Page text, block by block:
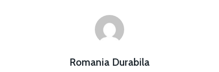
Romania Durabila